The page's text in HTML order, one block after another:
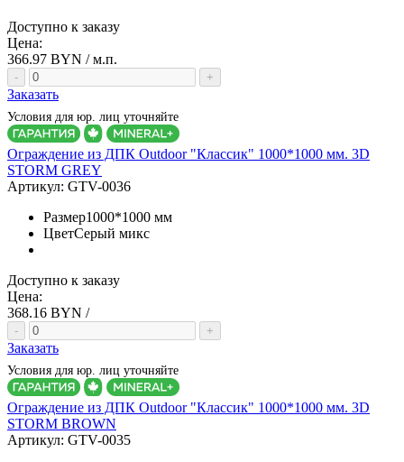
Доступно к заказу
Цена:
366.97 BYN / м.п.
- +
Заказать
Условия для юр. лиц уточняйте
Ограждение из ДПК Outdoor "Классик" 1000*1000 мм. 3D
STORM GREY
Артикул: GTV-0036
Размер1000*1000 мм
ЦветСерый микс
Доступно к заказу
Цена:
368.16 BYN /
- +
Заказать
Условия для юр. лиц уточняйте
Ограждение из ДПК Outdoor "Классик" 1000*1000 мм. 3D
STORM BROWN
Артикул: GTV-0035